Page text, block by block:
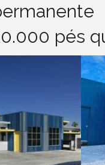
pés